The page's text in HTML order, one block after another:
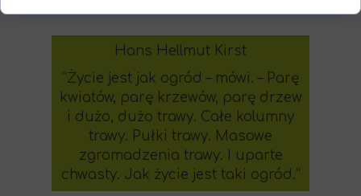
Hans Hellmut Kirst
“Życie jest jak ogród – mówi. – Parę
kwiatów, parę krzewów, parę drzew
i dużo, dużo trawy. Całe kolumny
trawy. Pułki trawy. Masowe
zgromadzenia trawy. I uparte
chwasty. Jak życie jest taki ogród.”